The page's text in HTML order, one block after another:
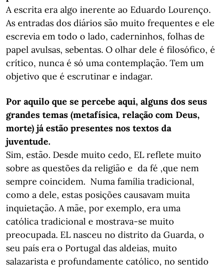
A escrita era algo inerente ao Eduardo Lourenço.
As entradas dos diários são muito frequentes e ele
escrevia em todo o lado, caderninhos, folhas de
papel avulsas, sebentas. O olhar dele é filosófico, é
crítico, nunca é só uma contemplação. Tem um
objetivo que é escrutinar e indagar.
Por aquilo que se percebe aqui, alguns dos seus
grandes temas (metafísica, relação com Deus,
morte) já estão presentes nos textos da
juventude.
Sim, estão. Desde muito cedo, EL reflete muito
sobre as questões da religião e da fé ,que nem
sempre coincidem. Numa família tradicional,
como a dele, estas posições causavam muita
inquietação. A mãe, por exemplo, era uma
católica tradicional e mostrava-se muito
preocupada. EL nasceu no distrito da Guarda, o
seu país era o Portugal das aldeias, muito
salazarista e profundamente católico, no sentido